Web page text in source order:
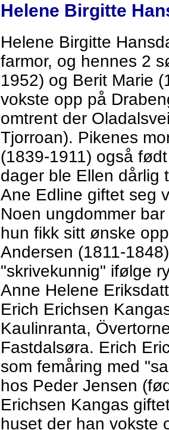
Helene Birgitte
Helene Birgitte
farmor, og hennes 2
1952) og Berit Marie
vokste opp på
omtrent der
Tjorroan). Pikenes
(1839-1911) også
dager ble Ellen dårlig
Ane Edline giftet seg
Noen ungdommer
hun fikk sitt ønske
Andersen (1811-
"skrivekunnig" ifølge
Anne Helene
Erich Erichsen
Kaulinranta,
Fastdalsøra. Erich
som femåring med
hos Peder Jensen
Erichsen Kangas
huset der han vokste